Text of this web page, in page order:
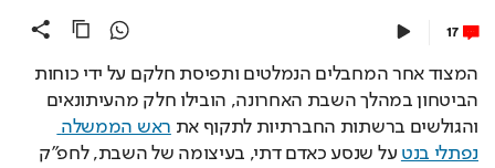
17
המצוד אחר המחבלים הנמלטים ותפיסת חלקם על ידי כוחות
הביטחון במהלך השבת האחרונה, הובילו חלק מהעיתונאים
והגולשים ברשתות החברתיות לתקוף את
ראש הממשלה
נפתלי בנט
על שנסע כאדם דתי, בעיצומה של השבת, לחפ"ק